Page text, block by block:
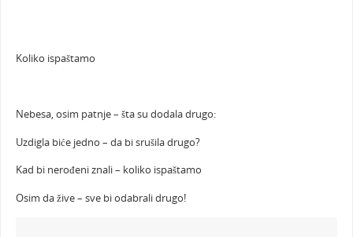
Koliko ispaštamo
Nebesa, osim patnje – šta su dodala drugo:
Uzdigla biće jedno – da bi srušila drugo?
Kad bi nerođeni znali – koliko ispaštamo
Osim da žive – sve bi odabrali drugo!